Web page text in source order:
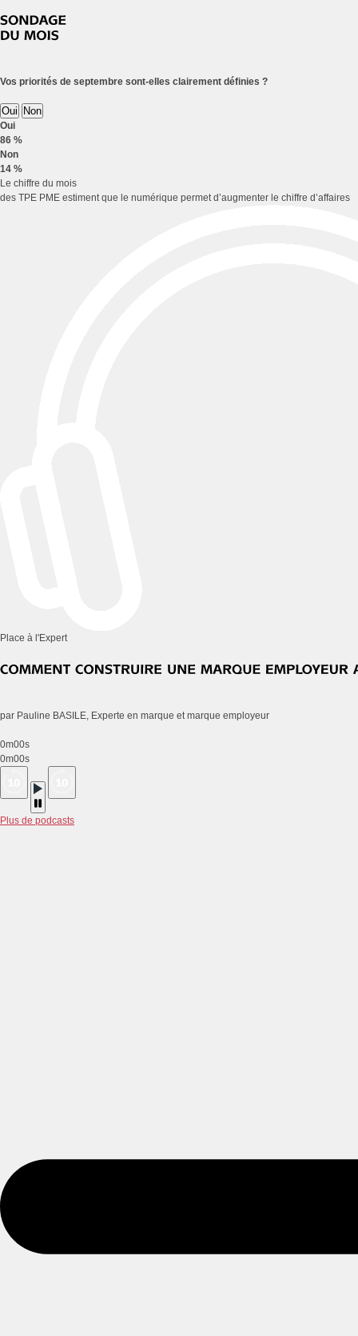
Vos priorités de septembre sont-elles clairement définies ?
Oui Non
Oui
86 %
Non
14 %
Le chiffre du mois
des TPE PME estiment que le numérique permet d’augmenter le chiffre d’affaires
Place à l'Expert
par Pauline BASILE, Experte en marque et marque employeur
0m00s
0m00s
Plus de podcasts